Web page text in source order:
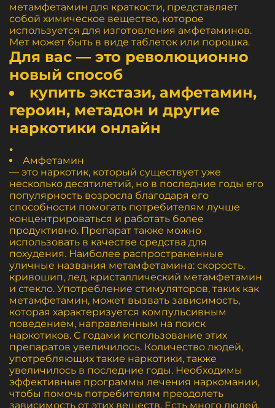
метамфетамин для краткости, представляет
собой химическое вещество, которое
используется для изготовления амфетаминов.
Мет может быть в виде таблеток или порошка.
Для вас — это революционно
новый способ
купить экстази, амфетамин,
героин, метадон и другие
наркотики онлайн
.
Амфетамин
— это наркотик, который существует уже
несколько десятилетий, но в последние годы его
популярность возросла благодаря его
способности помогать потребителям лучше
концентрироваться и работать более
продуктивно. Препарат также можно
использовать в качестве средства для
похудения. Наиболее распространенные
уличные названия метамфетамина: скорость,
кривошип, лед, кристаллический метамфетамин
и стекло. Употребление стимуляторов, таких как
метамфетамин, может вызвать зависимость,
которая характеризуется компульсивным
поведением, направленным на поиск
наркотиков. С годами использование этих
препаратов увеличилось. Количество людей,
употребляющих такие наркотики, также
увеличилось в последние годы. Необходимы
эффективные программы лечения наркомании,
чтобы помочь потребителям преодолеть
зависимость от этих веществ. Есть много людей,